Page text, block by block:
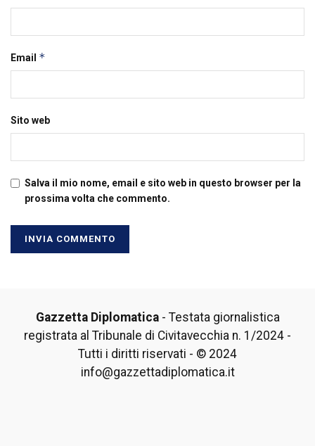
Email *
Sito web
Salva il mio nome, email e sito web in questo browser per la
prossima volta che commento.
Gazzetta Diplomatica- Testata giornalistica
registrata al Tribunale di Civitavecchia n. 1/2024 -
Tutti i diritti riservati - © 2024
info@gazzettadiplomatica.it